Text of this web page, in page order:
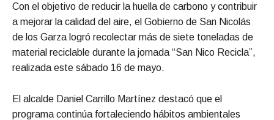
Con el objetivo de reducir la huella de carbono y contribuir
a mejorar la calidad del aire, el Gobierno de San Nicolás
de los Garza logró recolectar más de siete toneladas de
material reciclable durante la jornada “San Nico Recicla”,
realizada este sábado 16 de mayo.
El alcalde Daniel Carrillo Martínez destacó que el
programa continúa fortaleciendo hábitos ambientales